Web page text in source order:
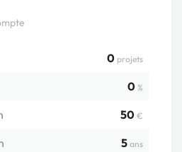
0 projets
0 %
50 €
5 ans